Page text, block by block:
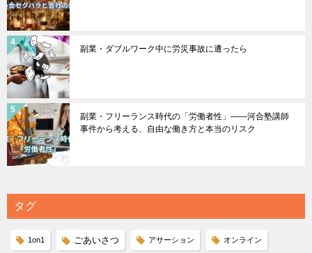
副業・ダブルワーク中に労災事故に遭ったら
副業・フリーランス時代の「労働者性」――河合塾講師
事件から考える、自由な働き方と本当のリスク
タグ
1on1 ごあいさつ アサーション オンライン